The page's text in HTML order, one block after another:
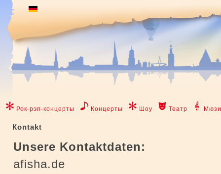
Рок-рэп-концерты Концерты Шоу Театр
Коntakt
Unsere Kontaktdaten:
afisha.de